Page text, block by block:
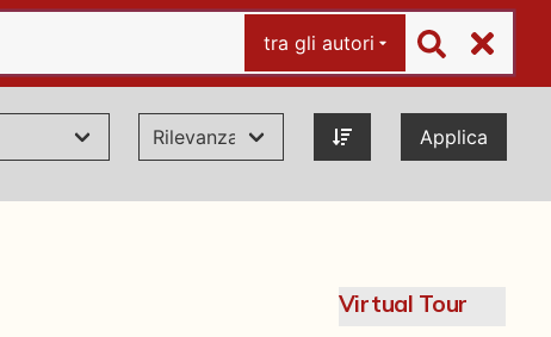
tra gli autori
Applica
Virtual Tour